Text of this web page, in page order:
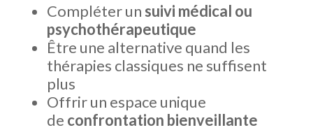
Compléter un suivi médical ou
psychothérapeutique
Être une alternative quand les
thérapies classiques ne suffisent
plus
Offrir un espace unique
de confrontation bienveillante